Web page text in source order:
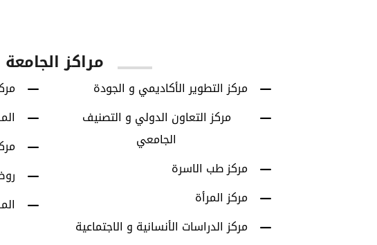
مراكز الجامعة
مركز التطوير الأكاديمي و الجودة
مركز التعاون الدولي و التصنيف
الجامعي
مركز طب الاسرة
مركز المرأة
مركز الدراسات الأنسانية و الاجتماعية